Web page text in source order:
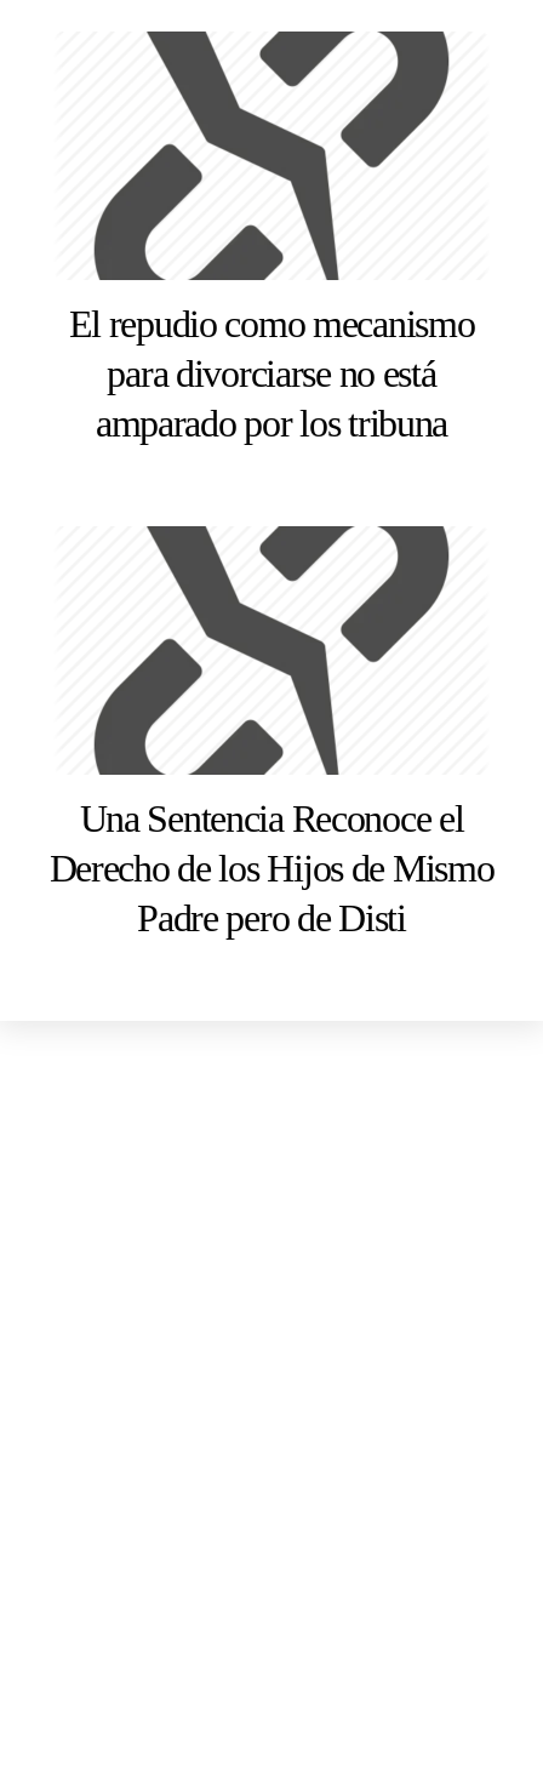
El repudio como mecanismo
para divorciarse no está
amparado por los tribuna
Una Sentencia Reconoce el
Derecho de los Hijos de Mismo
Padre pero de Disti